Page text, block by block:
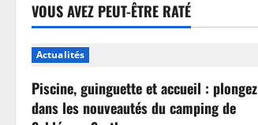
VOUS AVEZ PEUT-ÊTRE RATÉ
Actualités
Piscine, guinguette et accueil : plongez
dans les nouveautés du camping de